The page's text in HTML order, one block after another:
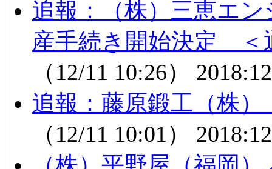
追報：（株）三恵エ
産手続き開始決定 ＜
（12/11 10:26）
追報：藤原鍛工（株
（12/11 10:01）